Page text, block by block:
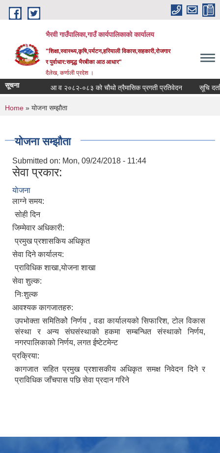
Skip to main content
भैरवी गाउँपालिका,गाउँ कार्यपालिकाको कार्यालय
"शिक्षा,स्वास्थ्य,कृषि,पर्यटन,हरियाली विकास,सहकारी,रोजगार
र पुर्वाधार:समृद्ध भैरबीका आठ आधार"
दैलेख, कर्णाली प्रदेश ।
सूचना आ व २०८२-०८३ को चौथो त्रैमासिक प्रगती प्रतिवेदन सूचि दर्ता
You are here
Home » योजना सम्झौता
योजना सम्झौता
Submitted on: Mon, 09/24/2018 - 11:44
सेवा प्रकार:
याेजना
लाग्ने समय:
सोही दिन
जिम्मेवार अधिकारी:
प्रमुख प्रशासकिय अधिकृत
सेवा दिने कार्यालय:
प्राविधिक शाखा,योजना शाखा
सेवा शुल्क:
निःशुल्क
आवश्यक कागजातहरु:
उपभोक्ता समितिकोे निर्णय , वडा कार्यालयको सिफारिश, टोल विकास
संस्था र अन्य संघसंस्थाको हकमा सम्बन्धित संस्थाको निर्णय,
नगरपालिकाको निर्णय, लगत ईष्टेटमेन्ट
प्रक्रिया:
कागजात सहित प्रमुख प्रशासकीय अधिकृत समक्ष निवेदन दिने र
प्राविधिक जाँचपास पछि सेवा प्रदान गरिने